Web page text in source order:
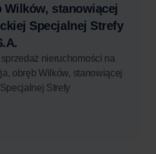
Wilków, stanowiącej
Specjalnej Strefy
nieruchomości na
obręb Wilków, stanowiącej
Strefy